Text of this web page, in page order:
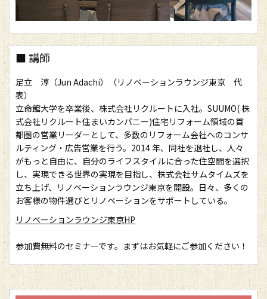
■ 講師
足立 淳（Jun Adachi）（リノベーションラウンジ東京 代
表）
立命館大学を卒業後、株式会社リクルートに入社。SUUMO( 株
式会社リクルート住まいカンパニー)住宅リフォーム領域の首
都圏の営業リーダーとして、多数のリフォーム会社へのコンサ
ルティング・広告営業を行う。2014 年、同社を退社し、人々
がもっと自由に、自分のライフスタイルに合った住空間を選択
し、実現できる世界の実現を目指し、株式会社サムタイムズを
立ち上げ、リノベーションラウンジ東京を開設。日々、多くの
お客様の物件選びとリノベーションをサポートしている。
リノベーションラウンジ東京HP
参加費無料のセミナーです。まずはお気軽にご参加ください！